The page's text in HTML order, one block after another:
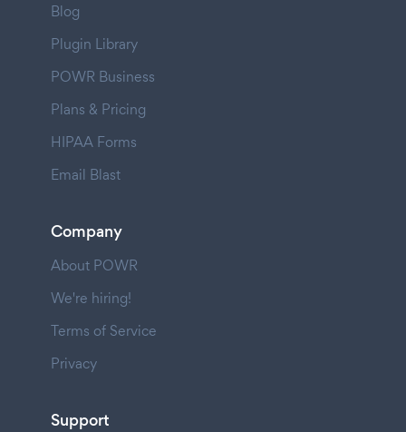
Blog
Plugin Library
POWR Business
Plans & Pricing
HIPAA Forms
Email Blast
Company
About POWR
We're hiring!
Terms of Service
Privacy
Support